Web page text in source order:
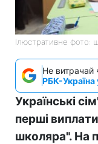
Ілюстративне фото:
Не витрачай
РБК-Україна
Українські
перші
школяра". На